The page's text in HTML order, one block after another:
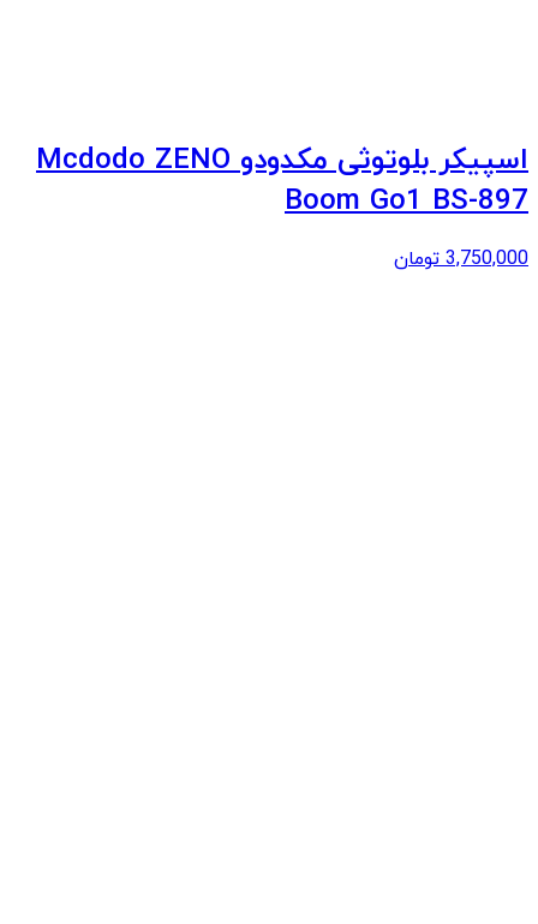
اسپیکر بلوتوثی مکدودو Mcdodo ZENO
Boom Go1 BS-897
3,750,000 تومان